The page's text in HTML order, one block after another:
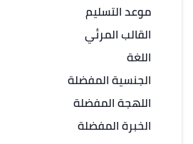
موعد التسليم
القالب المرئي
اللغة
الجنسية المفضلة
اللهجة المفضلة
الخبرة المفضلة